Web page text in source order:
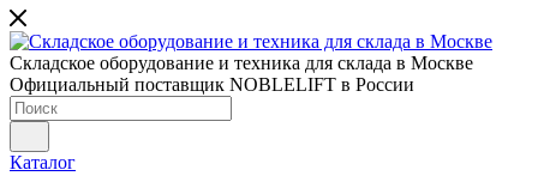
Складское оборудование и техника для склада в Москве
Официальный поставщик NOBLELIFT в России
Каталог